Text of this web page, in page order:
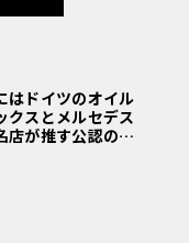
はドイツのオイル
クスとメルセデス
店が推す公認の安
で味わうシルキー